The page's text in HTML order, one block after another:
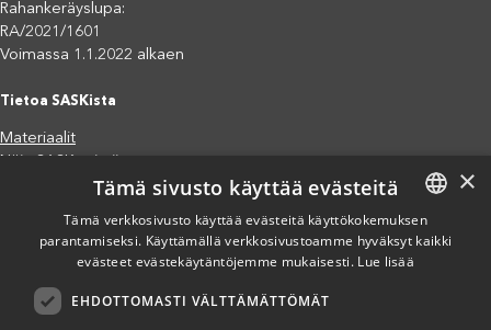
Rahankeräyslupa:
RA/2021/1601
Voimassa 1.1.2022 alkaen
Tietoa SASKista
Materiaalit
Jäsenjärjestöt
Saavutettavuusseloste
Tietosuojaseloste
Eettiset periaatteet (pdf)
Lahjoita
FINNISH
×
Tämä sivusto käyttää evästeitä
Tämä verkkosivusto käyttää evästeitä käyttökokemuksen
parantamiseksi. Käyttämällä verkkosivustoamme hyväksyt kaikki
evästeet evästekäytäntöjemme mukaisesti. Lue lisää
EHDOTTOMASTI VÄLTTÄMÄTTÖMÄT